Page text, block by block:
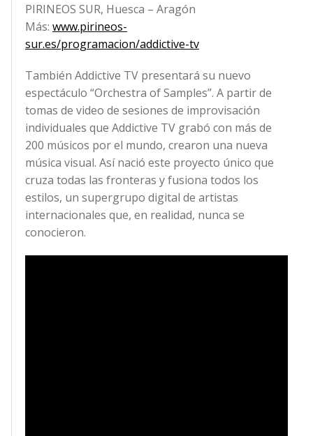
PIRINEOS SUR, Huesca – Aragón
Más: www.pirineos-
sur.es/programacion/addictive-tv
También Addictive TV presentará su nuevo
espectáculo “Orchestra of Samples”. A partir de
tomas de video de sesiones de improvisación
individuales que Addictive TV grabó con más de
200 músicos por el mundo, crearon una nueva
música visual. Así nació este proyecto único que
cruza todas las fronteras y fusiona todos los
estilos, un supergrupo digital de artistas
internacionales que, en realidad, nunca se
conocieron.